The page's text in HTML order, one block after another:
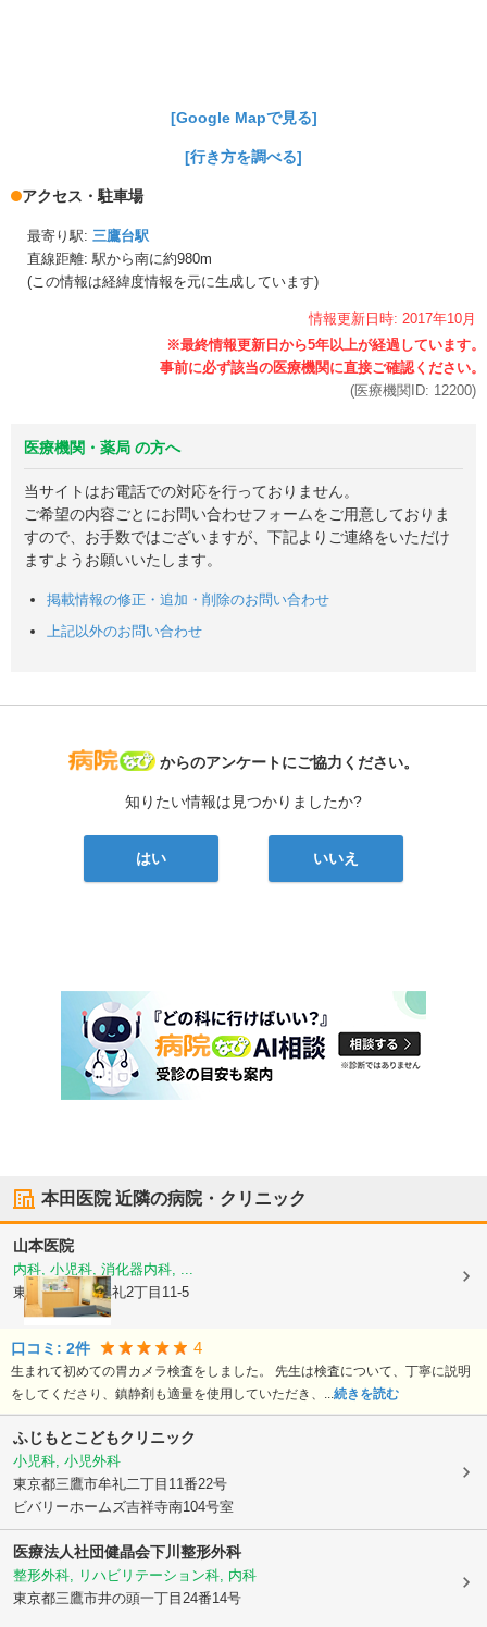
[Google Mapで見る]
[行き方を調べる]
アクセス・駐車場
最寄り駅: 三鷹台駅
直線距離: 駅から南に約980m
(この情報は経緯度情報を元に生成しています)
情報更新日時: 2017年10月
(医療機関ID: 12200)
医療機関・薬局 の方へ
当サイトはお電話での対応を行っておりません。
ご希望の内容ごとにお問い合わせフォームをご用意しておりま
すので、お手数ではございますが、下記よりご連絡をいただけ
ますようお願いいたします。
掲載情報の修正・追加・削除のお問い合わせ
上記以外のお問い合わせ
病院なび
からのアンケートにご協力ください。
知りたい情報は見つかりましたか?
はい いいえ
本田医院近隣の病院・クリニック
山本医院
内科, 小児科, 消化器内科, ...
東京都三鷹市牟礼2丁目11-5
口コミ: 2件 4
生まれて初めての胃カメラ検査をしました。 先生は検査について、丁寧に説明
をしてくださり、鎮静剤も適量を使用していただき、... 続きを読む
ふじもとこどもクリニック
小児科, 小児外科
東京都三鷹市牟礼二丁目11番22号
ビバリーホームズ吉祥寺南104号室
医療法人社団健晶会下川整形外科
整形外科, リハビリテーション科, 内科
東京都三鷹市井の頭一丁目24番14号